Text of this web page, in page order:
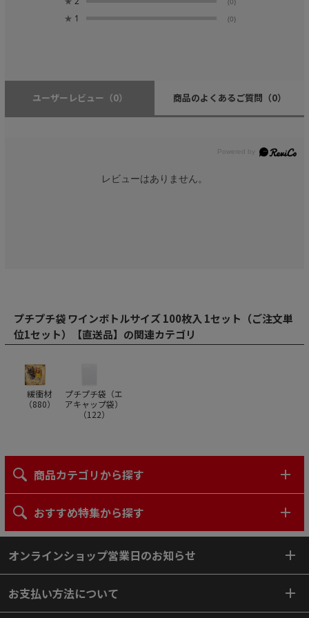
★ 1 (0)
ユーザーレビュー （0） 商品のよくあるご質問 （0）
レビューはありません。
プチプチ袋 ワインボトルサイズ 100枚入 1セット（ご注文単
位1セット）【直送品】の関連カテゴリ
緩衝材
（880）
プチプチ袋（エ
アキャップ袋）
（122）
商品カテゴリから探す
おすすめ特集から探す
オンラインショップ営業日のお知らせ
お支払い方法について